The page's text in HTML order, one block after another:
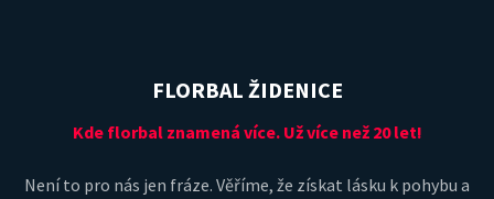
FLORBAL ŽIDENICE
Kde florbal znamená více. Už více než 20 let!
Není to pro nás jen fráze. Věříme, že získat lásku k pohybu a